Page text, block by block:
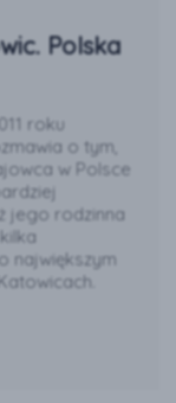
Polska
roku
o tym,
w Polsce
jego rodzinna
największym